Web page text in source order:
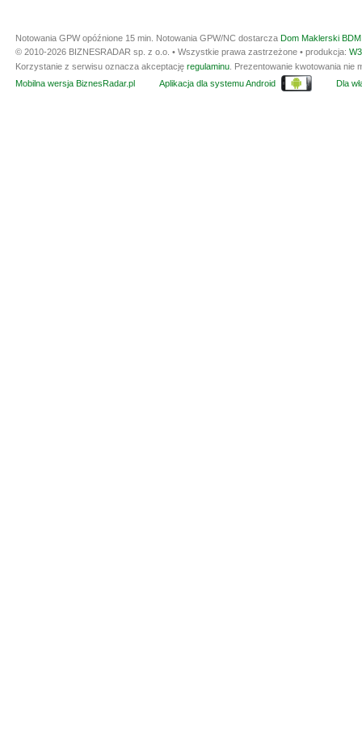
Notowania GPW opóźnione 15 min. Notowania GPW/NC dostarcza Dom Maklerski
© 2010-2026 BIZNESRADAR sp. z o.o. • Wszystkie prawa zastrzeżone • produkcja:
Korzystanie z serwisu oznacza akceptację regulaminu . Prezentowanie kwotowania
Mobilna wersja BiznesRadar.pl
Aplikacja dla systemu Android Dla